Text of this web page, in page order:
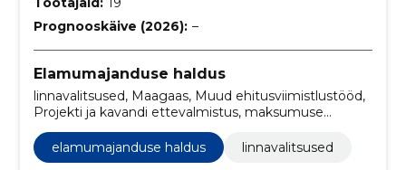
Prognooskäive (2026): –
Elamumajanduse haldus
linnavalitsused, Maagaas, Muud ehitusviimistlustööd,
Projekti ja kavandi ettevalmistus, maksumuse
hindamine, Madratsid, kodumasinad, Lasteaedade
ehitustööd, Teeehitustööd, Linnaplaneerimis- ja
maastikuarhitektuuriteenused, Lilleväljapanekute
elamumajanduse haldus linnavalitsused